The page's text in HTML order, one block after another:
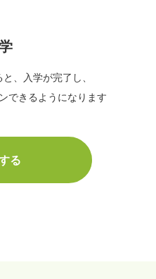
、入学が完了し、
できるようになります
る